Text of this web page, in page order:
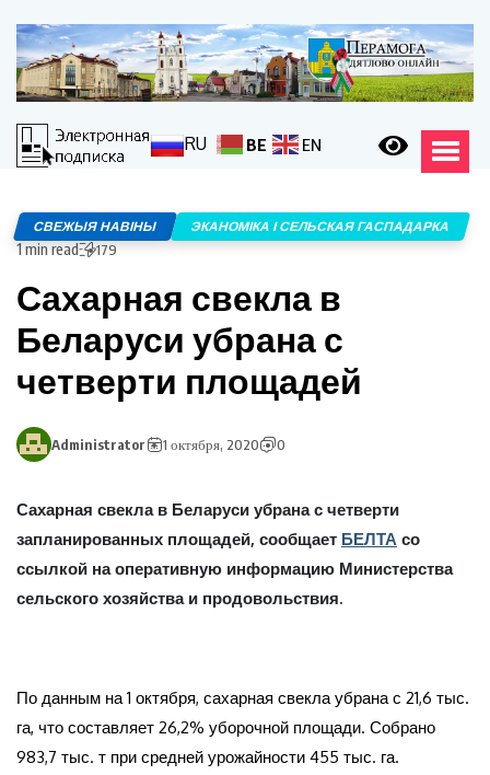
RU BE EN
СВЕЖЫЯ НАВІНЫ ЭКАНОМІКА І СЕЛЬСКАЯ ГАСПАДАРКА
1 min read 179
Сахарная свекла в
Беларуси убрана с
четверти площадей
Administrator 1 октября, 2020 0
Сахарная свекла в Беларуси убрана с четверти
запланированных площадей, сообщает БЕЛТА со
ссылкой на оперативную информацию Министерства
сельского хозяйства и продовольствия.
По данным на 1 октября, сахарная свекла убрана с 21,6 тыс.
га, что составляет 26,2% уборочной площади. Собрано
983,7 тыс. т при средней урожайности 455 тыс. га.